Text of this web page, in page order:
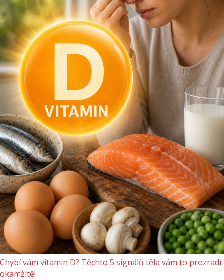
Chybí vám vitamin D? Těchto 5 signálů těla vám to prozradí
okamžitě!